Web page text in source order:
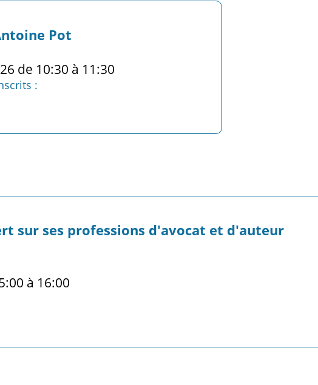
Pot
de 10:30 à 11:30
:
sur ses professions d'avocat et d'auteur
à 16:00